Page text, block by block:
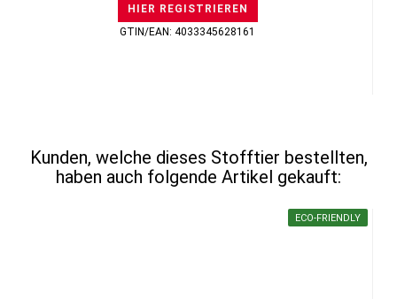
HIER REGISTRIEREN
GTIN/EAN: 4033345628161
Kunden, welche dieses Stofftier bestellten,
haben auch folgende Artikel gekauft:
ECO-FRIENDLY